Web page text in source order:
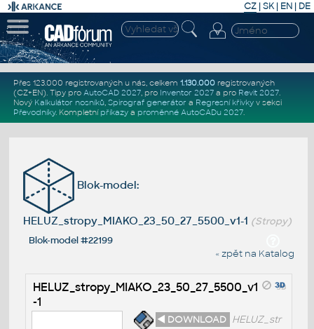
CZ | SK| EN | DE
Přes 123.000 registrovaných u nás, celkem 1.130.000registrovaných
(CZ+EN). Tipy pro AutoCAD 2027, pro Inventor 2027a pro Revit 2027.
Nový Kalkulátor nosníků, Spirograf generátor a Regresní křivkyv sekci
Převodníky. Kompletní příkazya proměnné AutoCADu 2027.
Blok-model:
HELUZ_stropy_MIAKO_23_50_27_5500_v1-1 (Stropy)
Blok-model #22199
« zpět na Katalog
HELUZ_stropy_MIAKO_23_50_27_5500_v1
-1
◄ DOWNLOAD HELUZ_str